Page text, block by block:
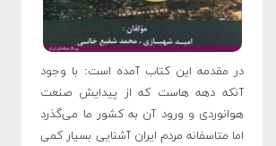
در مقدمه این کتاب آمده است: با وجود
آنکه دهه هاست که از پیدایش صنعت
هوانوردی و ورود آن به کشور ما می‌گذرد
اما متاسفانه مردم ایران آشنایی بسیار کمی